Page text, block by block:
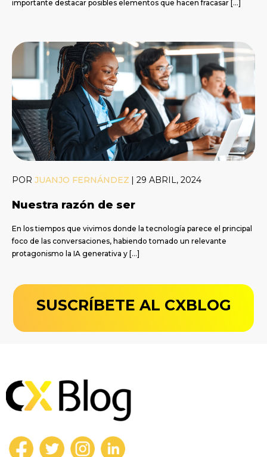
importante destacar posibles elementos que hacen fracasar […]
POR JUANJO FERNÁNDEZ | 29 ABRIL, 2024
Nuestra razón de ser
En los tiempos que vivimos donde la tecnología parece el principal
foco de las conversaciones, habiendo tomado un relevante
protagonismo la IA generativa y […]
SUSCRÍBETE AL CXBLOG